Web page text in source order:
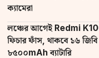
ক্যামেরা
লঞ্চের আগেই Redmi
ফিচার ফাঁস, থাকবে ১৬ জিবি
৮৫০০mAh ব্যাটারি